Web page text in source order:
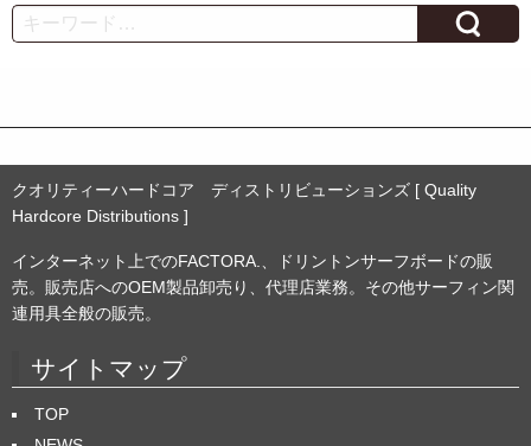
カ
イ
Search
クオリティーハードコア ディストリビューションズ [ Quality
Hardcore Distributions ]
インターネット上でのFACTORA.、ドリントンサーフボードの販
売。販売店へのOEM製品卸売り、代理店業務。その他サーフィン関
連用具全般の販売。
サイトマップ
TOP